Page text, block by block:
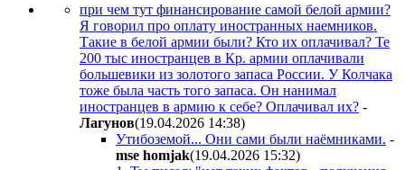
при чем тут финансирование самой белой армии?
Я говорил про оплату иностранных наемников.
Такие в белой армии были? Кто их оплачивал? Те
200 тыс иностранцев в Кр. армии оплачивали
большевики из золотого запаса России. У Колчака
тоже была часть того запаса. Он нанимал
иностранцев в армию к себе? Оплачивал их? -
Лaгyнoв(19.04.2026 14:38)
Утибоземой... Они сами были наёмниками. -
mse homjak(19.04.2026 15:32)